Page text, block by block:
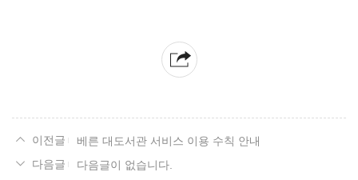
베른 대도서관 서비스 이용 수칙 안내
다음글이 없습니다.